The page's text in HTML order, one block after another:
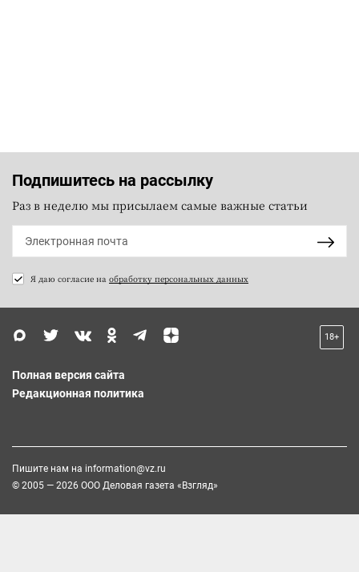
Подпишитесь на рассылку
Раз в неделю мы присылаем самые важные статьи
Я даю согласие на обработку персональных данных
18+
Полная версия сайта
Редакционная политика
Пишите нам на information@vz.ru
© 2005 — 2026 ООО Деловая газета «Взгляд»